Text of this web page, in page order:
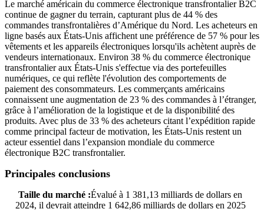
Le marché américain du commerce électronique transfrontalier B2C
continue de gagner du terrain, capturant plus de 44 % des
commandes transfrontalières d’Amérique du Nord. Les acheteurs en
ligne basés aux États-Unis affichent une préférence de 57 % pour les
vêtements et les appareils électroniques lorsqu'ils achètent auprès de
vendeurs internationaux. Environ 38 % du commerce électronique
transfrontalier aux États-Unis s'effectue via des portefeuilles
numériques, ce qui reflète l'évolution des comportements de
paiement des consommateurs. Les commerçants américains
connaissent une augmentation de 23 % des commandes à l’étranger,
grâce à l’amélioration de la logistique et de la disponibilité des
produits. Avec plus de 33 % des acheteurs citant l’expédition rapide
comme principal facteur de motivation, les États-Unis restent un
acteur essentiel dans l’expansion mondiale du commerce
électronique B2C transfrontalier.
Principales conclusions
Taille du marché :Évalué à 1 381,13 milliards de dollars en
2024, il devrait atteindre 1 642,86 milliards de dollars en 2025